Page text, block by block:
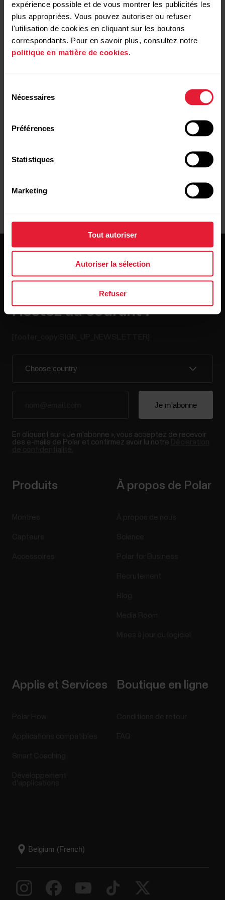
expérience possible et de vous montrer les publicités les
plus appropriées. Vous pouvez autoriser ou refuser
l'utilisation de cookies en cliquant sur les boutons
correspondants. Pour en savoir plus, consultez notre
politique en matière de cookies
Nécessaires
Préférences
Statistiques
Marketing
Tout autoriser
Autoriser la sélection
Refuser
d'association Bluetoothapparaît sur votre dispositif
mobile, vérifiez que le code affiché sur votre dispositif
mobile est le même que celui affiché sur votre montre.
Acceptez la demande d'association Bluetooth sur votre
Confirmez le code PIN sur votre montre en appuyant sur
OK.
Association
Restez au courant !
En cliquant sur « Je m'abonne », vous acceptez de recevoir
des e-mails de Polar et confirmez avoir lu notre
Produits À propos de Polar
Applis et Services Boutique en ligne